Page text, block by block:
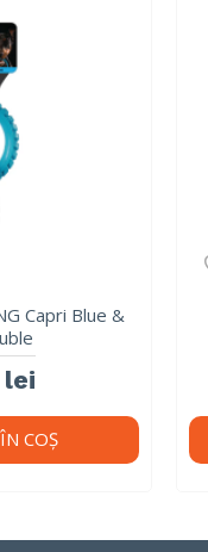
Capri Blue &
lei
COŞ